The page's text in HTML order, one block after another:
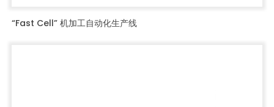
“Fast Cell” 机加工自动化生产线